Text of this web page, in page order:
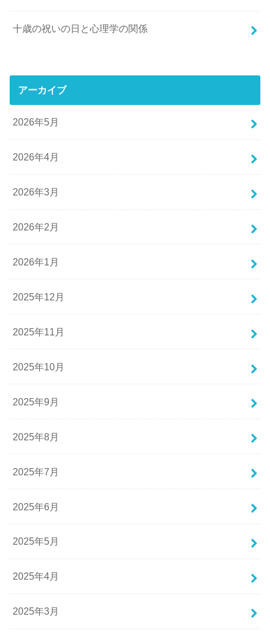
十歳の祝いの日と心理学の関係
アーカイブ
2026年5月
2026年4月
2026年3月
2026年2月
2026年1月
2025年12月
2025年11月
2025年10月
2025年9月
2025年8月
2025年7月
2025年6月
2025年5月
2025年4月
2025年3月